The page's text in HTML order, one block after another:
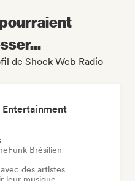
de Shock Web Radio
Entertainment
Funk Brésilien
des artistes